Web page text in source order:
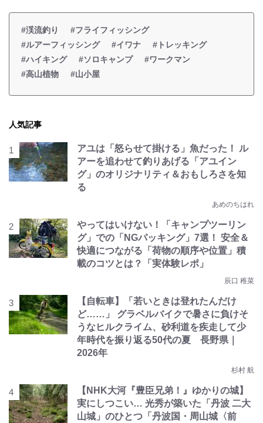
#渓流釣り
#フライフィッシング
#ルアーフィッシング
#イワナ
#トレッキング
#ハイキング
#ソロキャンプ
#ワークマン
#高山植物
#山小屋
人気記事
アユは「怒らせて掛ける」魚だった！ ル
アーを追わせて釣りあげる「アユイン
グ」のオリジナリティ＆おもしろさを知
る
あめのちはれ
やってはいけない！「キャンプツーリン
グ」での「NGパッキング」7選！ 安全＆
快適につながる「荷物の順序や位置」積
載のコツとは？「実体験レポ」
辰口 稚菜
【自転車】「若いときは登れたんだけ
ど……」 グラベルバイクで暑さに負けそ
うなヒルクライム、砂利道を疾走して少
年時代を振り返る50代の夏 長野県｜
2026年
杉村 航
【NHK大河『豊臣兄弟！』ゆかりの城】
実にしつこい… 光秀が築いた「丹波 二大
山城」のひとつ「丹波国・周山城〈前